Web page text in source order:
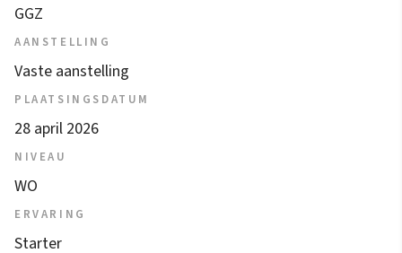
GGZ
AANSTELLING
Vaste aanstelling
PLAATSINGSDATUM
28 april 2026
NIVEAU
WO
ERVARING
Starter